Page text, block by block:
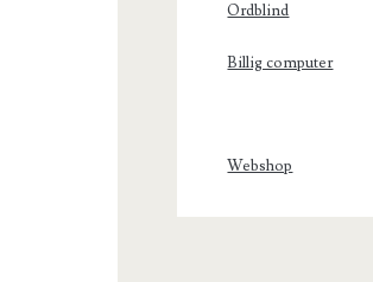
Ordblind
Billig computer
Webshop